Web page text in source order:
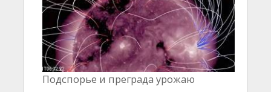
Подспорье и преграда урожаю